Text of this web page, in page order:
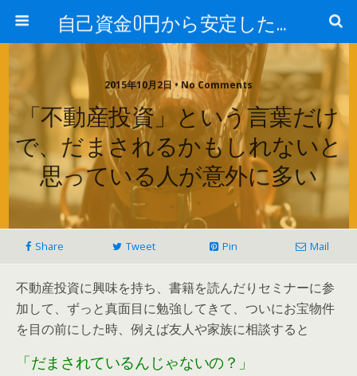
自己資金0円から安定した家賃収入を手に入れて金持ち父さんになる方法
2015年10月2日 • No Comments
「不動産投資」という言葉だけ
で、だまされるかもしれないと
思っている人が意外に多い
Share Tweet Pin Mail
不動産投資に興味を持ち、書籍を読んだりセミナーに参
加して、ずっと真面目に勉強してきて、ついにお宝物件
を目の前にした時、例えば友人や家族に相談すると
「だまされているんじゃないの？」